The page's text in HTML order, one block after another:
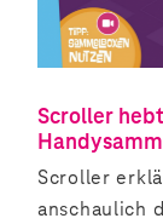
Scroller
Scroller
anschaulich